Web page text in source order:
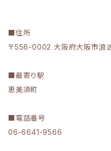
■住所
〒556-0002 大阪府大阪市浪
■最寄り駅
恵美須町
■電話番号
06-6641-9566